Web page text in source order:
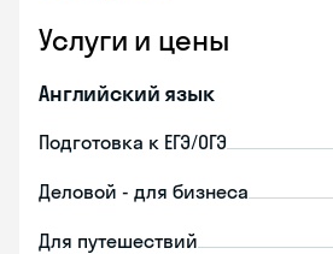
Услуги и цены
Английский язык
Подготовка к ЕГЭ/ОГЭ
Деловой - для бизнеса
Для путешествий